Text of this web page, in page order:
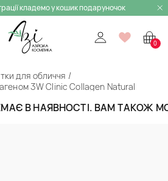
кладемо у кошик подаруночок
0
В НАЯВНОСТІ. ВАМ ТАКОЖ
для обличчя
3W Clinic Collagen Natural